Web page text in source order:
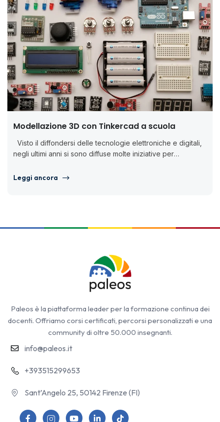
Modellazione 3D con Tinkercad a scuola
Visto il diffondersi delle tecnologie elettroniche e digitali,
negli ultimi anni si sono diffuse molte iniziative per
Leggi ancora
Paleos è la piattaforma leader per la formazione continua dei
docenti. Offriamo corsi certificati, percorsi personalizzati e una
community di oltre 50.000 insegnanti.
info@paleos.it
+393515299653
Sant’Angelo 25, 50142 Firenze (FI)